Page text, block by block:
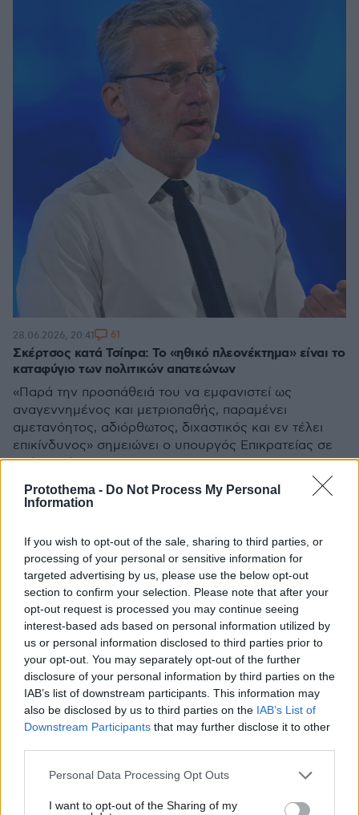
Protothema - Do Not Process My Personal
Information
If you wish to opt-out of the sale, sharing to third parties, or
processing of your personal or sensitive information for
targeted advertising by us, please use the below opt-out
section to confirm your selection. Please note that after your
opt-out request is processed you may continue seeing
interest-based ads based on personal information utilized by
us or personal information disclosed to third parties prior to
your opt-out. You may separately opt-out of the further
disclosure of your personal information by third parties on the
IAB’s list of downstream participants. This information may
also be disclosed by us to third parties on the IAB’s List of
Downstream Participants that may further disclose it to other
Please note that this website/app uses one or more Google
not limited to your visit or usage behaviour. You may click to
Personal Data Processing Opt Outs
I want to opt-out of the Sharing of my
Σκέρτσος κατά Τσίπρα: Το «ηθικό πλεονέκτημα» είναι το
καταφύγιο των πολιτικών απατεώνων
«Παρά την προσπάθειά του να εμφανιστεί ως
αναγεννημένος και μετριοπαθής, παραμένει
αμετανόητος, αδιόρθωτος, διχαστικός και εν τέλει
επικίνδυνος» σημειώνει ο υπουργός Επικρατείας σε
ανάρτησή του
28.06.2026, 20:41 61